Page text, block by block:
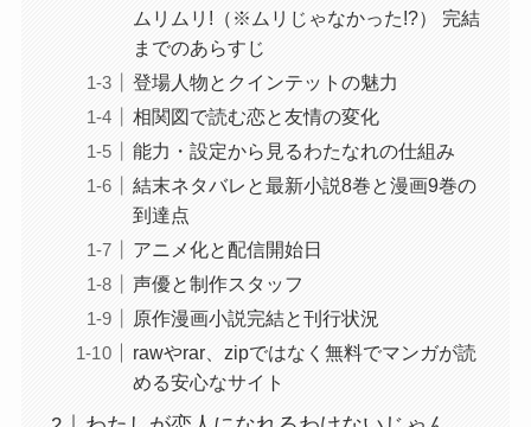
ムリムリ!（※ムリじゃなかった!?） 完結
までのあらすじ
登場人物とクインテットの魅力
相関図で読む恋と友情の変化
能力・設定から見るわたなれの仕組み
結末ネタバレと最新小説8巻と漫画9巻の
到達点
アニメ化と配信開始日
声優と制作スタッフ
原作漫画小説完結と刊行状況
rawやrar、zipではなく無料でマンガが読
める安心なサイト